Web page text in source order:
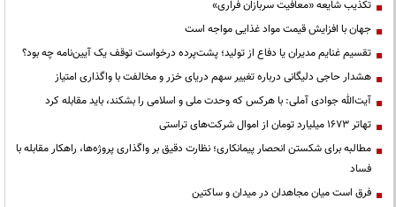
تکذیب شایعه «معافیت سربازان فراری»
جهان با افزایش قیمت مواد غذایی مواجه است
تقسیم غنایم مدیران یا دفاع از تولید؛ پشت‌پرده درخواست توقف یک آیین‌نامه چه بود؟
هشدار حاجی دلیگانی درباره تغییر سهم دریای خزر و مخالفت با واگذاری امتیاز
آیت‌الله جوادی آملی: با هرکس که وحدت ملی و اسلامی را بشکند، باید مقابله کرد
تهاتر ۱۶۷۳ میلیارد تومان از اموال شرکت‌های تراستی
مطالبه برای شکستن انحصار پیمانکاری؛ نظارت دقیق بر واگذاری پروژه‌ها، راهکار مقابله با
فساد
فرق است میان مجاهدان در میدان و ساکتین